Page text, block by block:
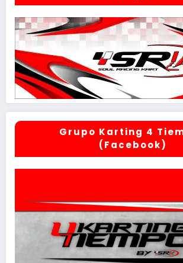
Grupo Karting 4
(Facebook)